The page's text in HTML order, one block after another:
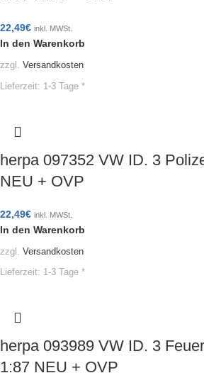
22,49€ inkl. MWSt.
In den Warenkorb
zzgl. Versandkosten
Lieferzeit: 1-3 Tage *
herpa 097352 VW ID. 3
NEU + OVP
22,49€ inkl. MWSt.
In den Warenkorb
zzgl. Versandkosten
Lieferzeit: 1-3 Tage *
herpa 093989 VW ID. 3
1:87 NEU + OVP